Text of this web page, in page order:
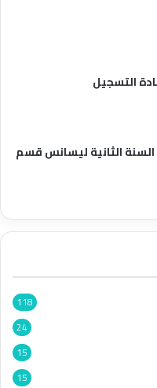
التسجيل
السنة الثانية ليسانس قسم
118
24
15
15